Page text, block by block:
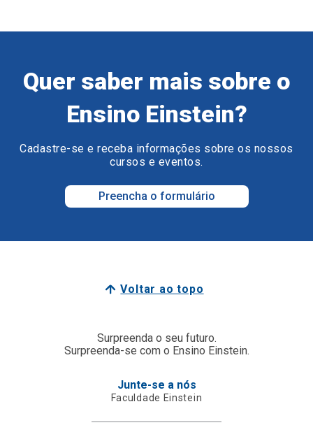
Quer saber mais sobre o
Ensino Einstein?
Cadastre-se e receba informações sobre os nossos
cursos e eventos.
Preencha o formulário
Voltar ao topo
Surpreenda o seu futuro.
Surpreenda-se com o Ensino Einstein.
Junte-se a nós
Faculdade Einstein